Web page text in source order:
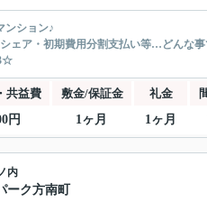
ンション♪
ェア・初期費用分割支払い等…どんな
共益費 敷金/保証金 礼金
円 1ヶ月 1ヶ月
内
ーク方南町